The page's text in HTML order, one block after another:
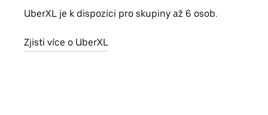
UberXL je k dispozici pro skupiny až 6 osob.
Zjisti více o UberXL